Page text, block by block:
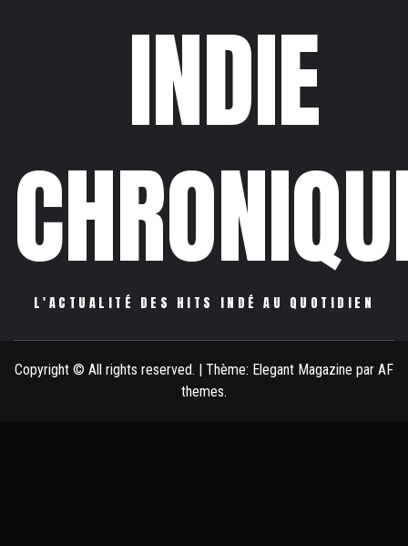
INDIE
L'ACTUALITÉ DES HITS INDÉ AU QUOTIDIEN
Copyright © All rights reserved. | Thème: Elegant Magazine par AF
themes.